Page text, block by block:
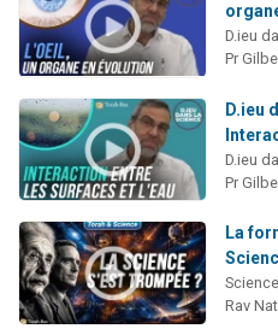
D.ieu
Pr
D.ieu
D.ieu
Pr
La
Rav